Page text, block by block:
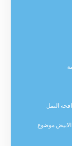
النمل
موضوع